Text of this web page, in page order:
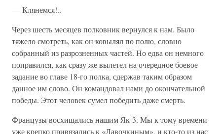
— Клянемся!..
Через шесть месяцев полковник вернулся к нам. Было
тяжело смотреть, как он ковылял по полю, словно
собранный из разрозненных частей. Но едва он немного
поправился, как сразу же вылетел на очередное боевое
задание во главе 18-го полка, сдержав таким образом
данное им слово. Он командовал нами до окончательной
победы. Этот человек сумел победить даже смерть.
Французы восхищались нашим Як-3. Мы к тому времени
уже крепко привязались к «Лавочкиным», и кто-то из нас